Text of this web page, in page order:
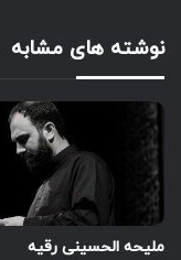
نوشته های مشابه
ملیحه الحسینی رقیه